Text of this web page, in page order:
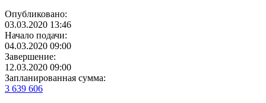
Опубликовано:
03.03.2020 13:46
Начало подачи:
04.03.2020 09:00
Завершение:
12.03.2020 09:00
Запланированная сумма:
3 639 606